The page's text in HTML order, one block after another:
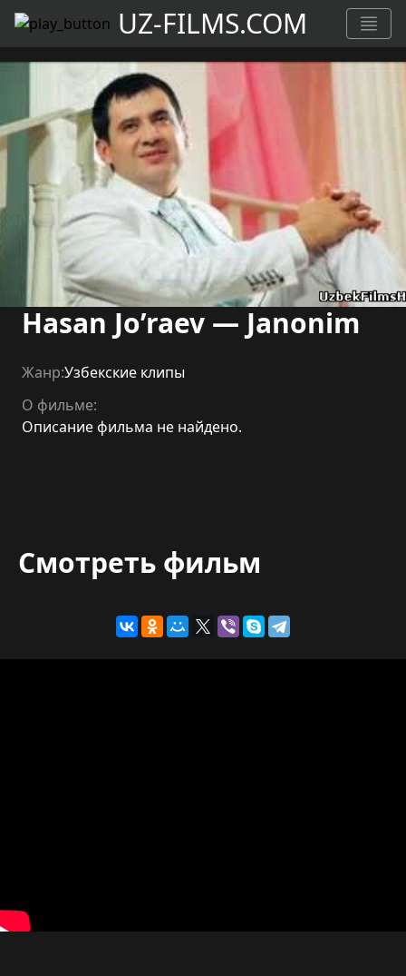
UZ-FILMS.COM
Hasan Jo’raev — Janonim
Жанр:Узбекские клипы
О фильме:
Описание фильма не найдено.
Смотреть фильм